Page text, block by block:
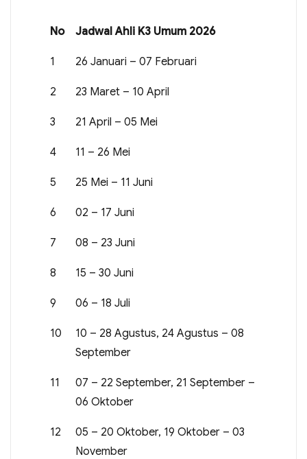
No Jadwal Ahli K3 Umum 2026
1 26 Januari – 07 Februari
2 23 Maret – 10 April
3 21 April – 05 Mei
4 11 – 26 Mei
5 25 Mei – 11 Juni
6 02 – 17 Juni
7 08 – 23 Juni
8 15 – 30 Juni
9 06 – 18 Juli
10
10 – 28 Agustus, 24 Agustus – 08
September
11
07 – 22 September, 21 September –
06 Oktober
12
05 – 20 Oktober, 19 Oktober – 03
November